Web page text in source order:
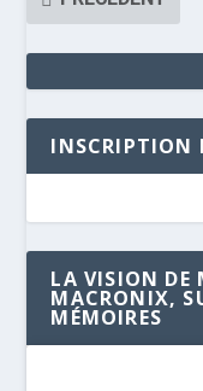
INSCRIPTION
LA VISION DE
MACRONIX,
MÉMOIRES